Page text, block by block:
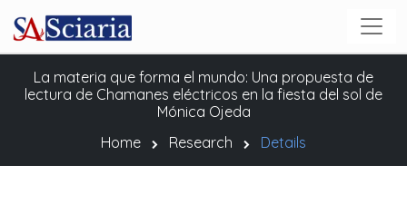
La materia que forma el mundo: Una propuesta de
lectura de Chamanes eléctricos en la fiesta del sol de
Mónica Ojeda
Home
Research Details